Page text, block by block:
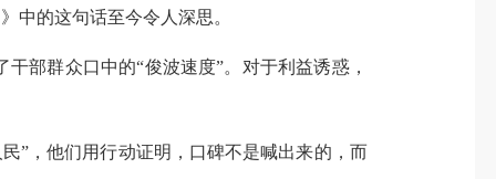
中的这句话至今令人深思。
部群众口中的“俊波速度”。对于利益诱惑，
”，他们用行动证明，口碑不是喊出来的，而